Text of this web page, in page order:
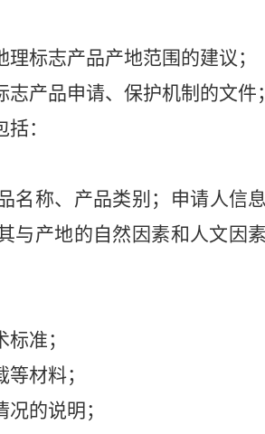
理标志产品产地范围的建议；
产品申请、保护机制的文件；
：
名称、产品类别；申请人信
与产地的自然因素和人文因
准；
材料；
的说明；